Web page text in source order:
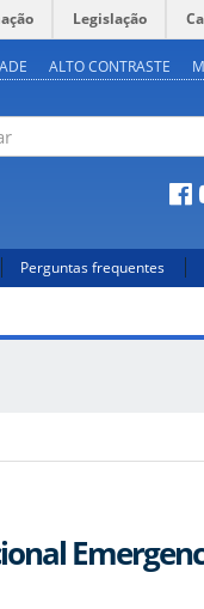
Legislação
ALTO CONTRASTE
Perguntas frequentes